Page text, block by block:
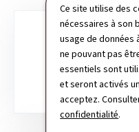
Ce site utilise des
nécessaires à son
usage de données
ne pouvant pas
essentiels sont
et seront activés
acceptez.
confidentialité.
rubriquesOUTILS